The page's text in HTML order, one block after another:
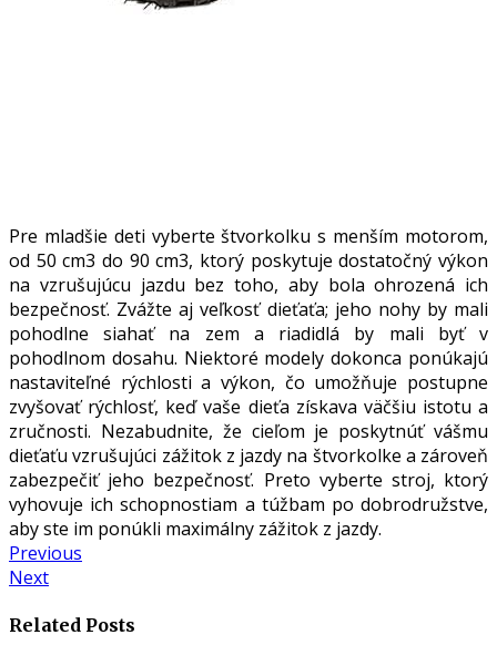
Pre mladšie deti vyberte štvorkolku s menším motorom,
od 50 cm3 do 90 cm3, ktorý poskytuje dostatočný výkon
na vzrušujúcu jazdu bez toho, aby bola ohrozená ich
bezpečnosť. Zvážte aj veľkosť dieťaťa; jeho nohy by mali
pohodlne siahať na zem a riadidlá by mali byť v
pohodlnom dosahu. Niektoré modely dokonca ponúkajú
nastaviteľné rýchlosti a výkon, čo umožňuje postupne
zvyšovať rýchlosť, keď vaše dieťa získava väčšiu istotu a
zručnosti. Nezabudnite, že cieľom je poskytnúť vášmu
dieťaťu vzrušujúci zážitok z jazdy na štvorkolke a zároveň
zabezpečiť jeho bezpečnosť. Preto vyberte stroj, ktorý
vyhovuje ich schopnostiam a túžbam po dobrodružstve,
aby ste im ponúkli maximálny zážitok z jazdy.
Navigácia
v
článku
Previous
NextNext
Related Posts